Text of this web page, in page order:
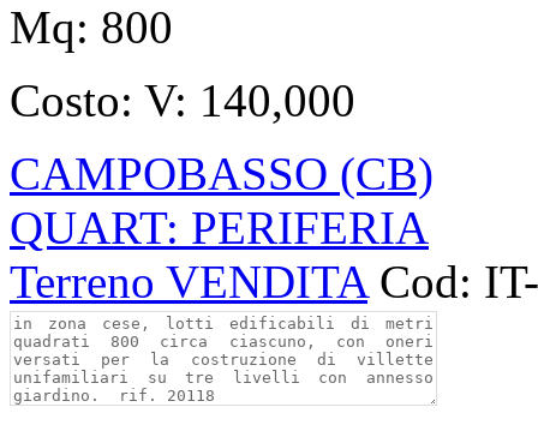
Mq: 800
Costo: V: 140,000
CAMPOBASSO (CB)
QUART: PERIFERIA
Terreno VENDITA Cod: